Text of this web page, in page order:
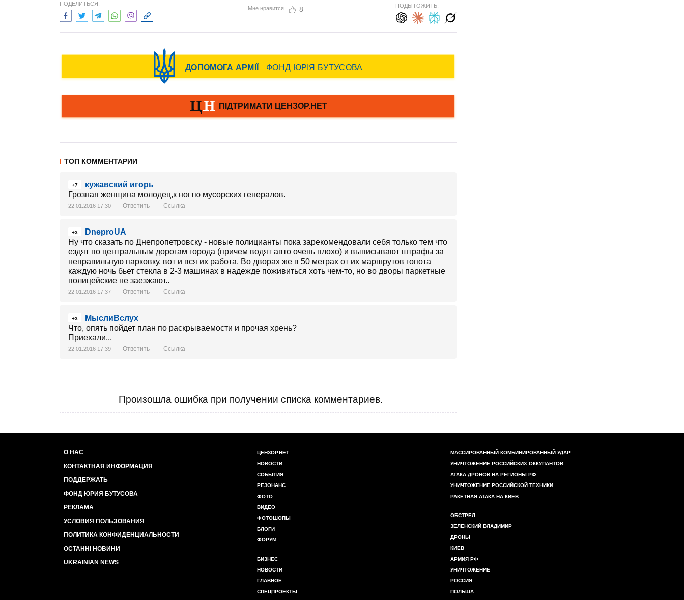
ПОДЕЛИТЬСЯ:
Мне нравится 8 ПОДЫТОЖИТЬ:
ТОП КОММЕНТАРИИ
+7
кужавский игорь
Грозная женщина молодец,к ногтю мусорских генералов.
22.01.2016 17:30 Ответить Ссылка
+3
DneproUA
Ну что сказать по Днепропетровску - новые полицианты пока зарекомендовали себя только тем что
ездят по центральным дорогам города (причем водят авто очень плохо) и выписывают штрафы за
неправильную парковку, вот и вся их работа. Во дворах же в 50 метрах от их маршрутов гопота
каждую ночь бьет стекла в 2-3 машинах в надежде поживиться хоть чем-то, но во дворы паркетные
полицейские не заезжают..
22.01.2016 17:37 Ответить Ссылка
+3
МыслиВслух
Что, опять пойдет план по раскрываемости и прочая хрень?
Приехали...
22.01.2016 17:39 Ответить Ссылка
Произошла ошибка при получении списка комментариев.
О НАС
КОНТАКТНАЯ ИНФОРМАЦИЯ
ПОДДЕРЖАТЬ
ФОНД ЮРИЯ БУТУСОВА
РЕКЛАМА
УСЛОВИЯ ПОЛЬЗОВАНИЯ
ПОЛИТИКА КОНФИДЕНЦИАЛЬНОСТИ
ОСТАННІ НОВИНИ
UKRAINIAN NEWS
ЦЕНЗОР.НЕТ
НОВОСТИ
СОБЫТИЯ
РЕЗОНАНС
ФОТО
ВИДЕО
ФОТОШОПЫ
БЛОГИ
ФОРУМ
БИЗНЕС
НОВОСТИ
ГЛАВНОЕ
СПЕЦПРОЕКТЫ
МАССИРОВАННЫЙ КОМБИНИРОВАННЫЙ УДАР
УНИЧТОЖЕНИЕ РОССИЙСКИХ ОККУПАНТОВ
АТАКА ДРОНОВ НА РЕГИОНЫ РФ
УНИЧТОЖЕНИЕ РОССИЙСКОЙ ТЕХНИКИ
РАКЕТНАЯ АТАКА НА КИЕВ
ОБСТРЕЛ
ЗЕЛЕНСКИЙ ВЛАДИМИР
ДРОНЫ
КИЕВ
АРМИЯ РФ
УНИЧТОЖЕНИЕ
РОССИЯ
ПОЛЬША